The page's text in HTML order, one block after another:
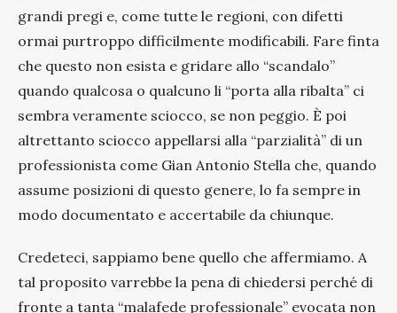
grandi pregi e, come tutte le regioni, con difetti
ormai purtroppo difficilmente modificabili. Fare finta
che questo non esista e gridare allo “scandalo”
quando qualcosa o qualcuno li “porta alla ribalta” ci
sembra veramente sciocco, se non peggio. È poi
altrettanto sciocco appellarsi alla “parzialità” di un
professionista come Gian Antonio Stella che, quando
assume posizioni di questo genere, lo fa sempre in
modo documentato e accertabile da chiunque.
Credeteci, sappiamo bene quello che affermiamo. A
tal proposito varrebbe la pena di chiedersi perché di
fronte a tanta “malafede professionale” evocata non